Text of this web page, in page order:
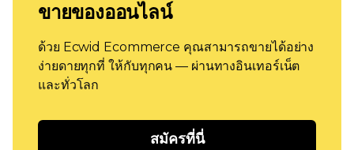
ขายของออนไลน์
ด้วย Ecwid Ecommerce คุณสามารถขายได้อย่าง
ง่ายดายทุกที่ ให้กับทุกคน — ผ่านทางอินเทอร์เน็ต
และทั่วโลก
สมัครที่นี่